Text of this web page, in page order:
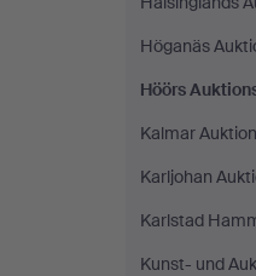
Höganäs
Höörs
Kalmar
Karljohan
Karlstad
Kunst- und